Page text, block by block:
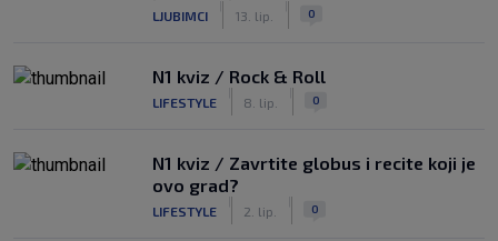
LJUBIMCI 13. lip. 0
N1 kviz / Rock & Roll
LIFESTYLE 8. lip. 0
N1 kviz / Zavrtite globus i recite koji je
ovo grad?
LIFESTYLE 2. lip. 0